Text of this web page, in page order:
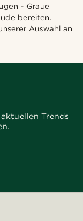
- Graue
bereiten.
Auswahl an
Trends